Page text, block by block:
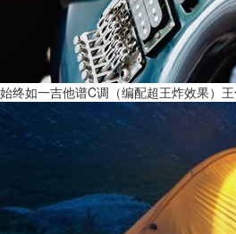
始终如一吉他谱C调（编配超王炸效果）